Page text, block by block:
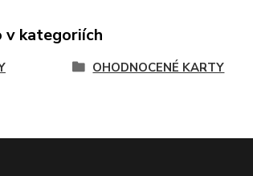
v kategoriích
OHODNOCENÉ KARTY